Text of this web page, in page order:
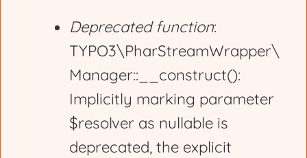
Deprecated function:
TYPO3\PharStreamWrapper\
Manager::__construct():
Implicitly marking parameter
$resolver as nullable is
deprecated, the explicit